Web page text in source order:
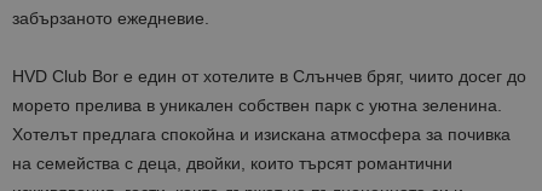
забързаното ежедневие.
HVD Club Bor е един от хотелите в Слънчев бряг, чиито досег до
морето прелива в уникален собствен парк с уютна зеленина.
Хотелът предлага спокойна и изискана атмосфера за почивка
на семейства с деца, двойки, които търсят романтични